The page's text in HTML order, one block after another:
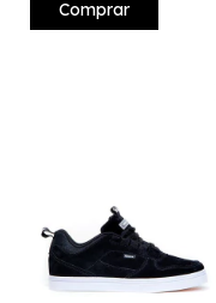
Comprar